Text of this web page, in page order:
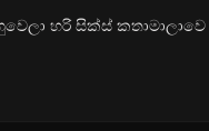
හරි සික්ස්